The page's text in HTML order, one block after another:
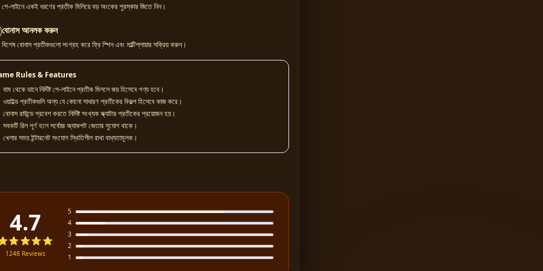
পে-লাইনে একই ধরণের প্রতীক মিলিয়ে বড় অংকের পুরস্কার জিতে নিন।
বোনাস আনলক করুন
বিশেষ বোনাস প্রতীকগুলো সংগ্রহ করে ফ্রি স্পিন এবং মাল্টিপ্লায়ার সক্রিয় করুন।
Rules & Features
বাম থেকে ডানে নির্দিষ্ট পে-লাইনে প্রতীক মিললে জয় হিসেবে গণ্য হবে।
ওয়াইল্ড প্রতীকগুলি অন্য যে কোনো সাধারণ প্রতীকের বিকল্প হিসেবে কাজ করে।
বোনাস রাউন্ডে প্রবেশ করতে নির্দিষ্ট সংখ্যক স্ক্যাটার প্রতীকের প্রয়োজন হয়।
সবকটি রিল পূর্ণ হলে সর্বোচ্চ জ্যাকপট জেতার সুযোগ থাকে।
খেলার সময় ইন্টারনেট সংযোগ স্থিতিশীল রাখা বাধ্যতামূলক।
4.7
1248 Reviews
5
4
3
2
1